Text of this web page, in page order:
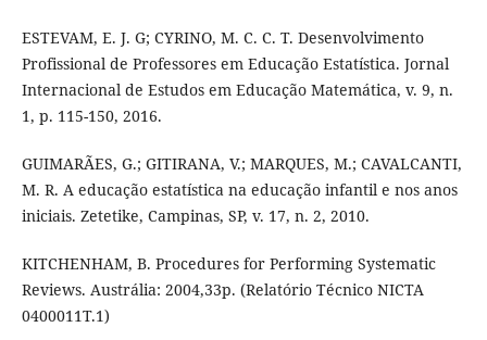
ESTEVAM, E. J. G; CYRINO, M. C. C. T. Desenvolvimento
Profissional de Professores em Educação Estatística. Jornal
Internacional de Estudos em Educação Matemática, v. 9, n.
1, p. 115-150, 2016.
GUIMARÃES, G.; GITIRANA, V.; MARQUES, M.; CAVALCANTI,
M. R. A educação estatística na educação infantil e nos anos
iniciais. Zetetike, Campinas, SP, v. 17, n. 2, 2010.
KITCHENHAM, B. Procedures for Performing Systematic
Reviews. Austrália: 2004,33p. (Relatório Técnico NICTA
0400011T.1)